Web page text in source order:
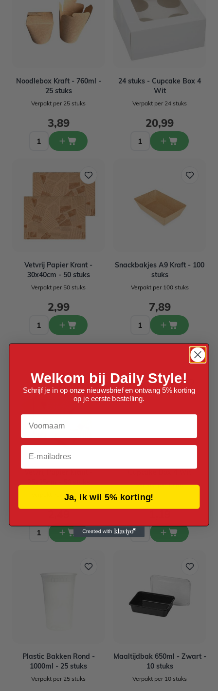
Noodlebox Kraft - 760ml -
25 stuks
Verpakt per 25 stuks
3,89
24 stuks - Cupcake Box 4
Wit
Verpakt per 24 stuks
20,99
Vetvrij Papier Krant -
30x40cm - 50 stuks
Verpakt per 50 stuks
2,99
Snackbakjes A9 Kraft - 100
stuks
Verpakt per 100 stuks
7,89
Verpakt per 50 stuks
Verpakt per 1 stuk
Plastic Bakken Rond -
1000ml - 25 stuks
Verpakt per 25 stuks
Maaltijdbak 650ml - Zwart -
10 stuks
Verpakt per 10 stuks
Welkom bij Daily Style!
Schrijf je in op onze nieuwsbrief en ontvang 5% korting
op je eerste bestelling.
Voornaam
Email
Ja, ik wil 5% korting!